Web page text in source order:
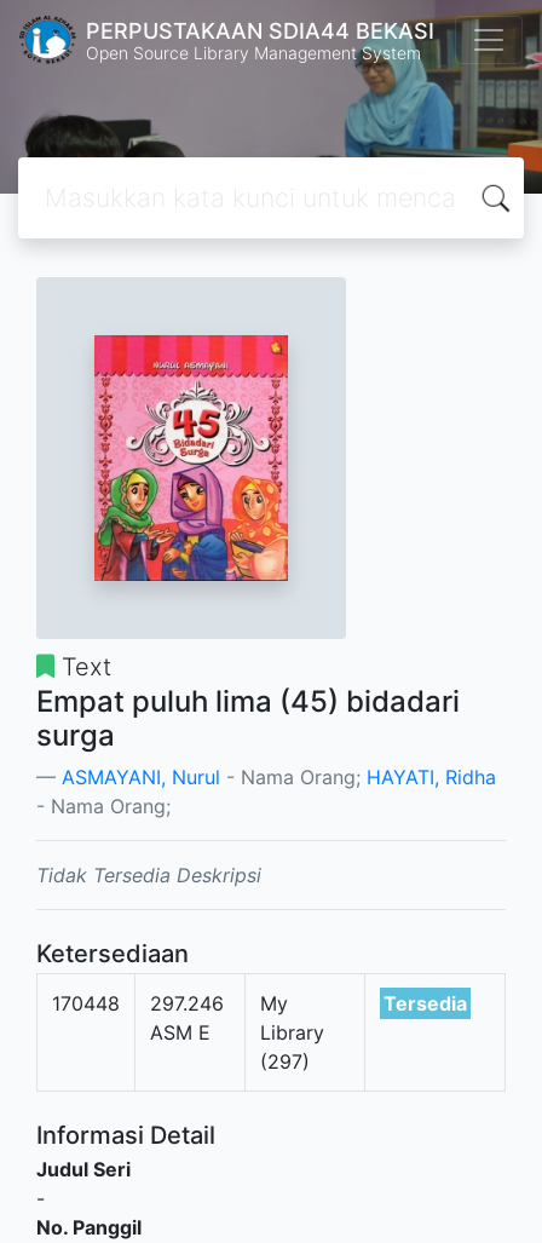
PERPUSTAKAAN SDIA44 BEKASI
Open Source Library Management System
Text
Empat puluh lima (45) bidadari
surga
ASMAYANI, Nurul - Nama Orang; HAYATI, Ridha
- Nama Orang;
Tidak Tersedia Deskripsi
Ketersediaan
170448
297.246
ASM E
My
Library
(297)
Tersedia
Informasi Detail
Judul Seri
-
No. Panggil